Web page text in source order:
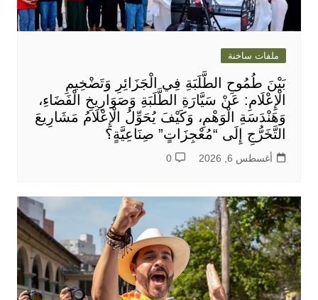
ملفات ساخنة
بَيْنَ طُمُوحِ الطَّلَبَةِ فِي الْجَزَائِرِ وَتَضْخِيمِ
الْإِعْلَامِ: عَنْ سَيَّارَةِ الطَّلَبَةِ وَصَوَارِيخِ الْفَضَاءِ،
وَهَنْدَسَةِ الْوَهْمِ، وَكَيْفَ يُحَوِّلُ الْإِعْلَامُ مَشَارِيعَ
التَّخَرُّجِ إِلَى “مُعْجِزَاتٍ” صِنَاعِيَّةٍ؟
أغسطس 6, 2026 0